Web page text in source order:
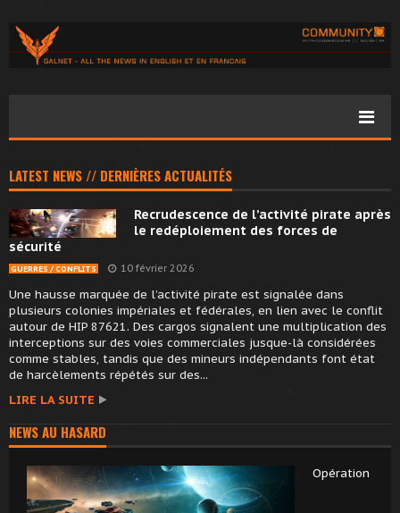
LATEST NEWS // DERNIÈRES ACTUALITÉS
Recrudescence de l’activité pirate après
le redéploiement des forces de
sécurité
GUERRES / CONFLITS 10 février 2026
Une hausse marquée de l’activité pirate est signalée dans
plusieurs colonies impériales et fédérales, en lien avec le conflit
autour de HIP 87621. Des cargos signalent une multiplication des
interceptions sur des voies commerciales jusque-là considérées
comme stables, tandis que des mineurs indépendants font état
de harcèlements répétés sur des...
LIRE LA SUITE
NEWS AU HASARD
Opération